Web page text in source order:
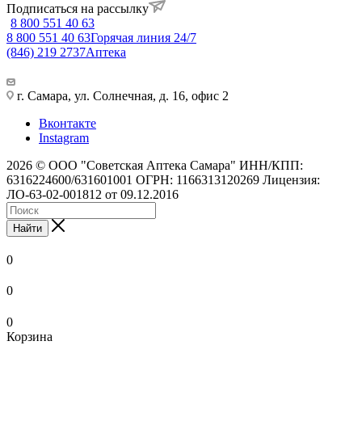
Подписаться на рассылку
8 800 551 40 63
8 800 551 40 63Горячая линия 24/7
(846) 219 2737Аптека
г. Самара, ул. Солнечная, д. 16, офис 2
Вконтакте
Instagram
2026 © ООО "Советская Аптека Самара" ИНН/КПП:
6316224600/631601001 ОГРН: 1166313120269 Лицензия:
ЛО-63-02-001812 от 09.12.2016
Найти
0
0
0
Корзина